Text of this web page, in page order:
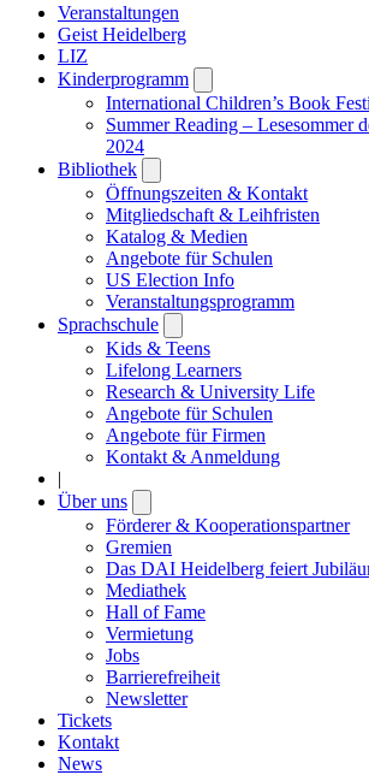
Veranstaltungen
Geist Heidelberg
LIZ
Kinderprogramm
submenu
International Children’s Book
Summer Reading – Lesesommer
2024
Bibliothek
submenu
Öffnungszeiten & Kontakt
Mitgliedschaft & Leihfristen
Katalog & Medien
Angebote für Schulen
US Election Info
Veranstaltungsprogramm
Sprachschule
submenu
Kids & Teens
Lifelong Learners
Research & University Life
Angebote für Schulen
Angebote für Firmen
Kontakt & Anmeldung
|
Über uns
submenu
Förderer & Kooperationspartner
Gremien
Das DAI Heidelberg feiert
Mediathek
Hall of Fame
Vermietung
Jobs
Barrierefreiheit
Newsletter
Tickets
Kontakt
News